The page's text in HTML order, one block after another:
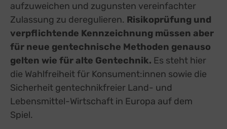
aufzuweichen und zugunsten vereinfachter
Zulassung zu deregulieren. Risikoprüfung und
verpflichtende Kennzeichnung müssen aber
für neue gentechnische Methoden genauso
gelten wie für alte Gentechnik. Es steht hier
die Wahlfreiheit für Konsument:innen sowie die
Sicherheit gentechnikfreier Land- und
Lebensmittel-Wirtschaft in Europa auf dem
Spiel.